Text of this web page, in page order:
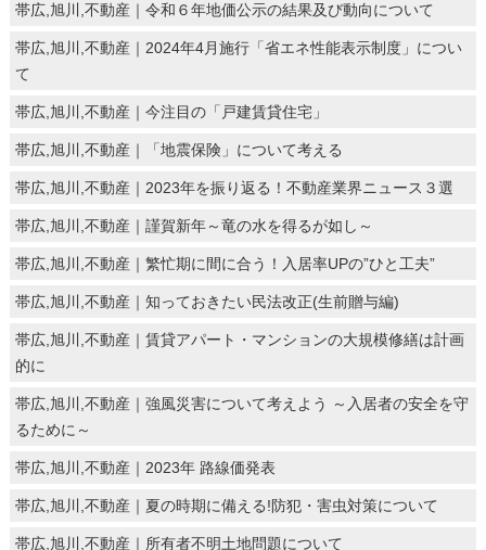
帯広,旭川,不動産｜令和６年地価公示の結果及び動向について
帯広,旭川,不動産｜2024年4月施行「省エネ性能表示制度」につい
て
帯広,旭川,不動産｜今注目の「戸建賃貸住宅」
帯広,旭川,不動産｜「地震保険」について考える
帯広,旭川,不動産｜2023年を振り返る！不動産業界ニュース３選
帯広,旭川,不動産｜謹賀新年～竜の水を得るが如し～
帯広,旭川,不動産｜繁忙期に間に合う！入居率UPの”ひと工夫”
帯広,旭川,不動産｜知っておきたい民法改正(生前贈与編)
帯広,旭川,不動産｜賃貸アパート・マンションの大規模修繕は計画
的に
帯広,旭川,不動産｜強風災害について考えよう ～入居者の安全を守
るために～
帯広,旭川,不動産｜2023年 路線価発表
帯広,旭川,不動産｜夏の時期に備える!防犯・害虫対策について
帯広,旭川,不動産｜所有者不明土地問題について